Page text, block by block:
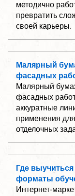
методично
превратить
своей карьеры.
Малярный
фасадных
Малярный
фасадных
аккуратные
применения
отделочных
Где
форматы
Интернет-